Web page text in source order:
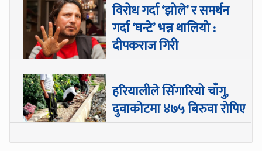
विरोध गर्दा ‘झोले’ र समर्थन
गर्दा ‘घन्टे’ भन्न थालियो :
दीपकराज गिरी
हरियालीले सिँगारियो चाँगु,
दुवाकोटमा ४७५ बिरुवा रोपिए